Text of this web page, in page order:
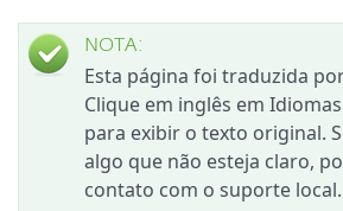
NOTA:
Esta página foi traduzida
Clique em inglês em
para exibir o texto original.
algo que não esteja claro,
contato com o suporte local.